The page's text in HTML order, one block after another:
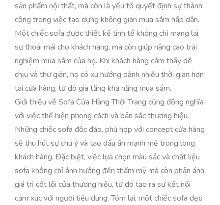
sản phẩm nội thất, mà còn là yếu tố quyết định sự thành
công trong việc tạo dựng không gian mua sắm hấp dẫn.
Một chiếc sofa được thiết kế tinh tế không chỉ mang lại
sự thoải mái cho khách hàng, mà còn giúp nâng cao trải
nghiệm mua sắm của họ. Khi khách hàng cảm thấy dễ
chịu và thư giãn, họ có xu hướng dành nhiều thời gian hơn
tại cửa hàng, từ đó gia tăng khả năng mua sắm.
Giới thiệu về Sofa Cửa Hàng Thời Trang cũng đồng nghĩa
với việc thể hiện phong cách và bản sắc thương hiệu.
Những chiếc sofa độc đáo, phù hợp với concept cửa hàng
sẽ thu hút sự chú ý và tạo dấu ấn mạnh mẽ trong lòng
khách hàng. Đặc biệt, việc lựa chọn màu sắc và chất liệu
sofa không chỉ ảnh hưởng đến thẩm mỹ mà còn phản ánh
giá trị cốt lõi của thương hiệu, từ đó tạo ra sự kết nối
cảm xúc với người tiêu dùng. Tóm lại, một chiếc sofa đẹp